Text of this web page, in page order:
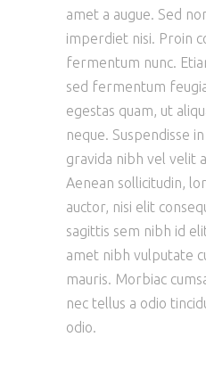
amet a augue. Sed
imperdiet nisi. Proin
fermentum nunc.
sed fermentum
egestas quam, ut
neque. Suspendisse
gravida nibh vel velit
Aenean sollicitudin,
auctor, nisi elit
sagittis sem nibh id
amet nibh vulputate
mauris. Morbiac
nec tellus a odio
odio.